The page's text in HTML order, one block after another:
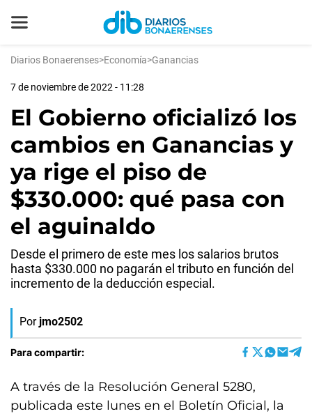
Diarios Bonaerenses>Economía>Ganancias
7 de noviembre de 2022 - 11:28
El Gobierno oficializó los
cambios en Ganancias y
ya rige el piso de
$330.000: qué pasa con
el aguinaldo
Desde el primero de este mes los salarios brutos
hasta $330.000 no pagarán el tributo en función del
incremento de la deducción especial.
Por jmo2502
Para compartir:
A través de la Resolución General 5280,
publicada este lunes en el Boletín Oficial, la